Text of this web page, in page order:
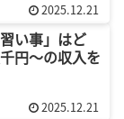
2025.12.21
い事」はど
円〜の収入を
2025.12.21